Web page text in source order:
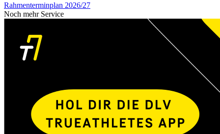
Rahmenterminplan 2026/27
Noch mehr Service